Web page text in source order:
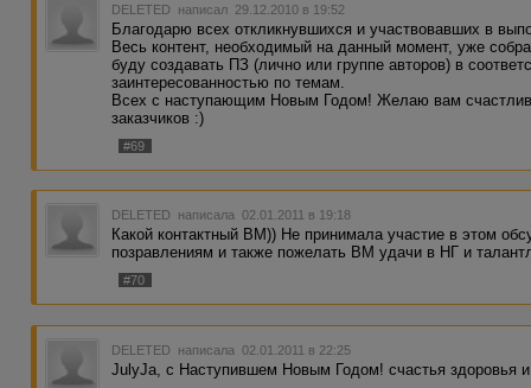
DELETED написал 29.12.2010 в 19:52
Благодарю всех откликнувшихся и участвовавших в
Весь контент, необходимый на данный момент, уже
буду создавать ПЗ (лично или группе авторов) в
заинтересованностью по темам.
Всех с наступающим Новым Годом! Желаю вам
заказчиков :)
#69
DELETED написала 02.01.2011 в 19:18
Какой контактный ВМ)) Не принимала участие в этом
позравлениям и также пожелать ВМ удачи в НГ и
#70
DELETED написала 02.01.2011 в 22:25
JulyJa, с Наступившем Новым Годом! счастья здоровья